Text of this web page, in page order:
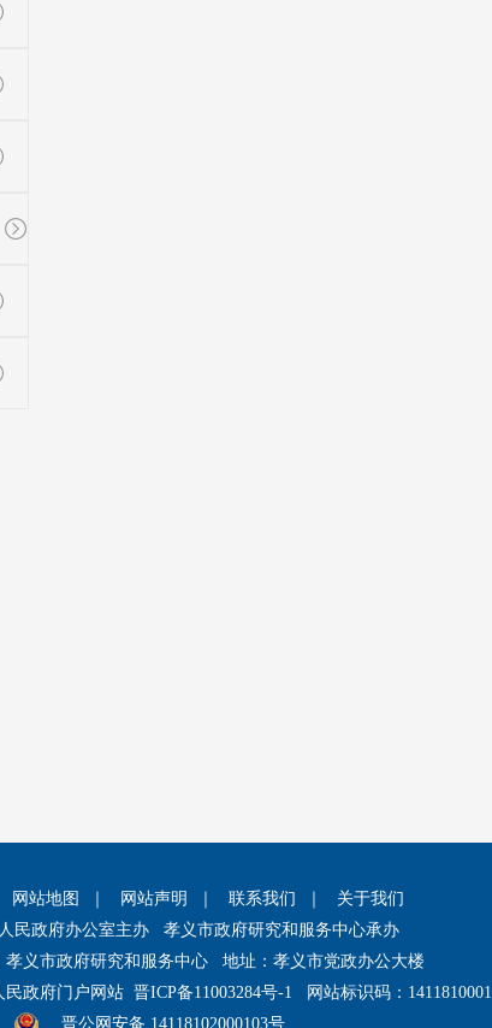
网站地图 网站声明 联系我们
关于我们
民政府办公室主办 孝义市政府研究和服务中心承办
孝义市政府研究和服务中心 地址：孝义市党政办公大楼
民政府门户网站 晋ICP备11003284号-1 网站标识码：1411810001
晋公网安备 14118102000103号